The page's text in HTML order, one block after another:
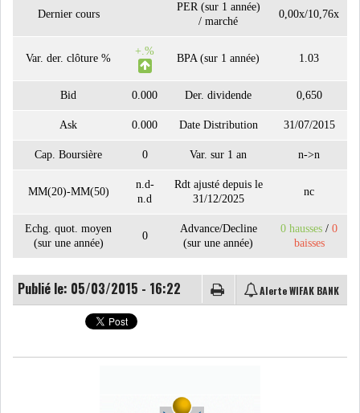
COMMUNIQUÉS DE
BOURSE DE TUNIS : UN BILAN
HEBDOMADAIRE...
FRANCE RENFORCENT...
OFFICEPLAST CHERCHE DEUX
ADMINISTRATEURS...
Dernier cours
PER (sur 1 année)
/ marché
0,00x/10,76x
Var. der. clôture %
+.%
BPA (sur 1 année) 1.03
Bid 0.000 Der. dividende 0,650
Ask 0.000 Date Distribution 31/07/2015
Cap. Boursière 0 Var. sur 1 an n->n
MM(20)-MM(50)
n.d-
n.d
Rdt ajusté depuis le
31/12/2025
nc
Echg. quot. moyen
(sur une année)
0
Advance/Decline
(sur une année)
0 hausses / 0
baisses
Publié le: 05/03/2015 - 16:22 Alerte WIFAK BANK